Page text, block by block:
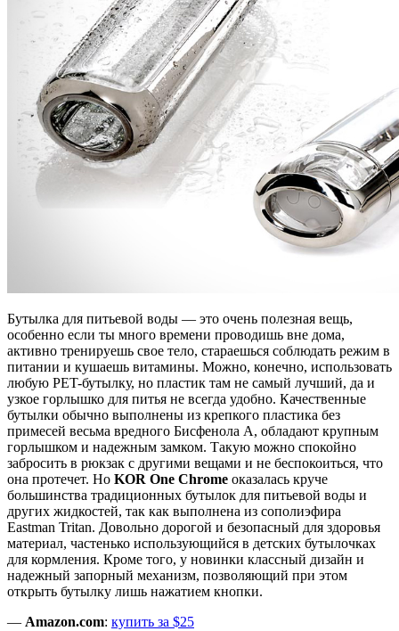
Бутылка для питьевой воды — это очень полезная вещь,
особенно если ты много времени проводишь вне дома,
активно тренируешь свое тело, стараешься соблюдать режим в
питании и кушаешь витамины. Можно, конечно, использовать
любую PET-бутылку, но пластик там не самый лучший, да и
узкое горлышко для питья не всегда удобно. Качественные
бутылки обычно выполнены из крепкого пластика без
примесей весьма вредного Бисфенола А, обладают крупным
горлышком и надежным замком. Такую можно спокойно
забросить в рюкзак с другими вещами и не беспокоиться, что
она протечет. Но KOR One Chrome оказалась круче
большинства традиционных бутылок для питьевой воды и
других жидкостей, так как выполнена из сополиэфира
Eastman Tritan. Довольно дорогой и безопасный для здоровья
материал, частенько использующийся в детских бутылочках
для кормления. Кроме того, у новинки классный дизайн и
надежный запорный механизм, позволяющий при этом
открыть бутылку лишь нажатием кнопки.
— Amazon.com: купить за $25